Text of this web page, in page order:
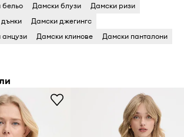
бельо
Дамски блузи
Дамски ризи
Дамски джегингс
анцузи
Дамски клинове
Дамски панталони